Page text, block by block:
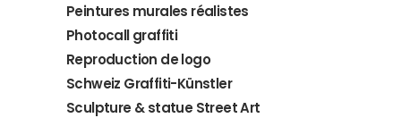
Peintures murales réalistes
Photocall graffiti
Reproduction de logo
Schweiz Graffiti-Künstler
Sculpture & statue Street Art